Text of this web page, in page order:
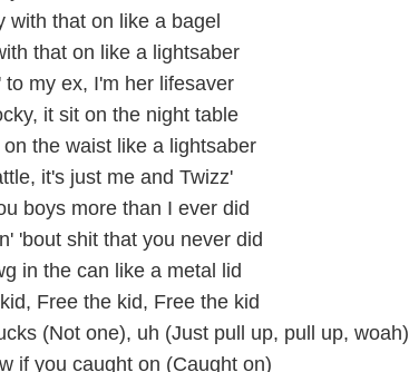
with that on like a bagel
that on like a lightsaber
to my ex, I'm her lifesaver
it sit on the night table
on the waist like a lightsaber
it's just me and Twizz'
boys more than I ever did
'bout shit that you never did
in the can like a metal lid
Free the kid, Free the kid
(Not one), uh (Just pull up, pull up, woah)
if you caught on (Caught on)